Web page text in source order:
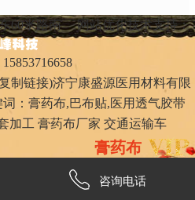
60米路南
网站优化技术支持：
制链接)济宁康盛源医用材料有限
： 膏药布,巴布贴,医用透气胶带
加工 膏药布厂家 交通运输车
膏药布
咨询电话